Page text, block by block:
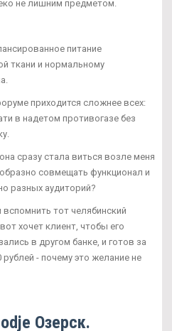
не лишним предметом.
питание
ткани и нормальному
приходится сложнее всех:
в надетом противогазе без
сразу стала виться возле меня
совмещать функционал и
разных аудиторий?
тот челябинский
хочет клиент, чтобы его
в другом банке, и готов за
- почему это желание не
Озерск.